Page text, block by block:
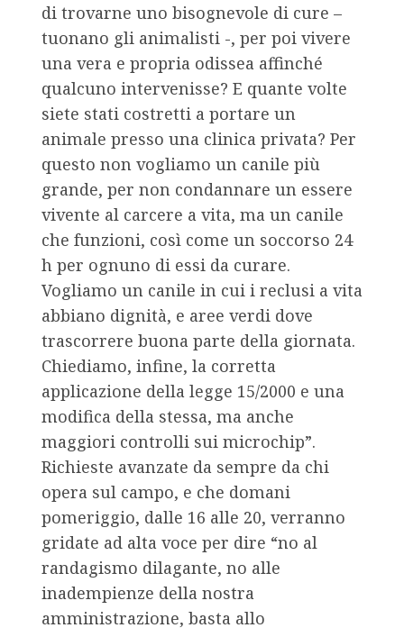
di trovarne uno bisognevole di cure –
tuonano gli animalisti -, per poi vivere
una vera e propria odissea affinché
qualcuno intervenisse? E quante volte
siete stati costretti a portare un
animale presso una clinica privata? Per
questo non vogliamo un canile più
grande, per non condannare un essere
vivente al carcere a vita, ma un canile
che funzioni, così come un soccorso 24
h per ognuno di essi da curare.
Vogliamo un canile in cui i reclusi a vita
abbiano dignità, e aree verdi dove
trascorrere buona parte della giornata.
Chiediamo, infine, la corretta
applicazione della legge 15/2000 e una
modifica della stessa, ma anche
maggiori controlli sui microchip”.
Richieste avanzate da sempre da chi
opera sul campo, e che domani
pomeriggio, dalle 16 alle 20, verranno
gridate ad alta voce per dire “no al
randagismo dilagante, no alle
inadempienze della nostra
amministrazione, basta allo